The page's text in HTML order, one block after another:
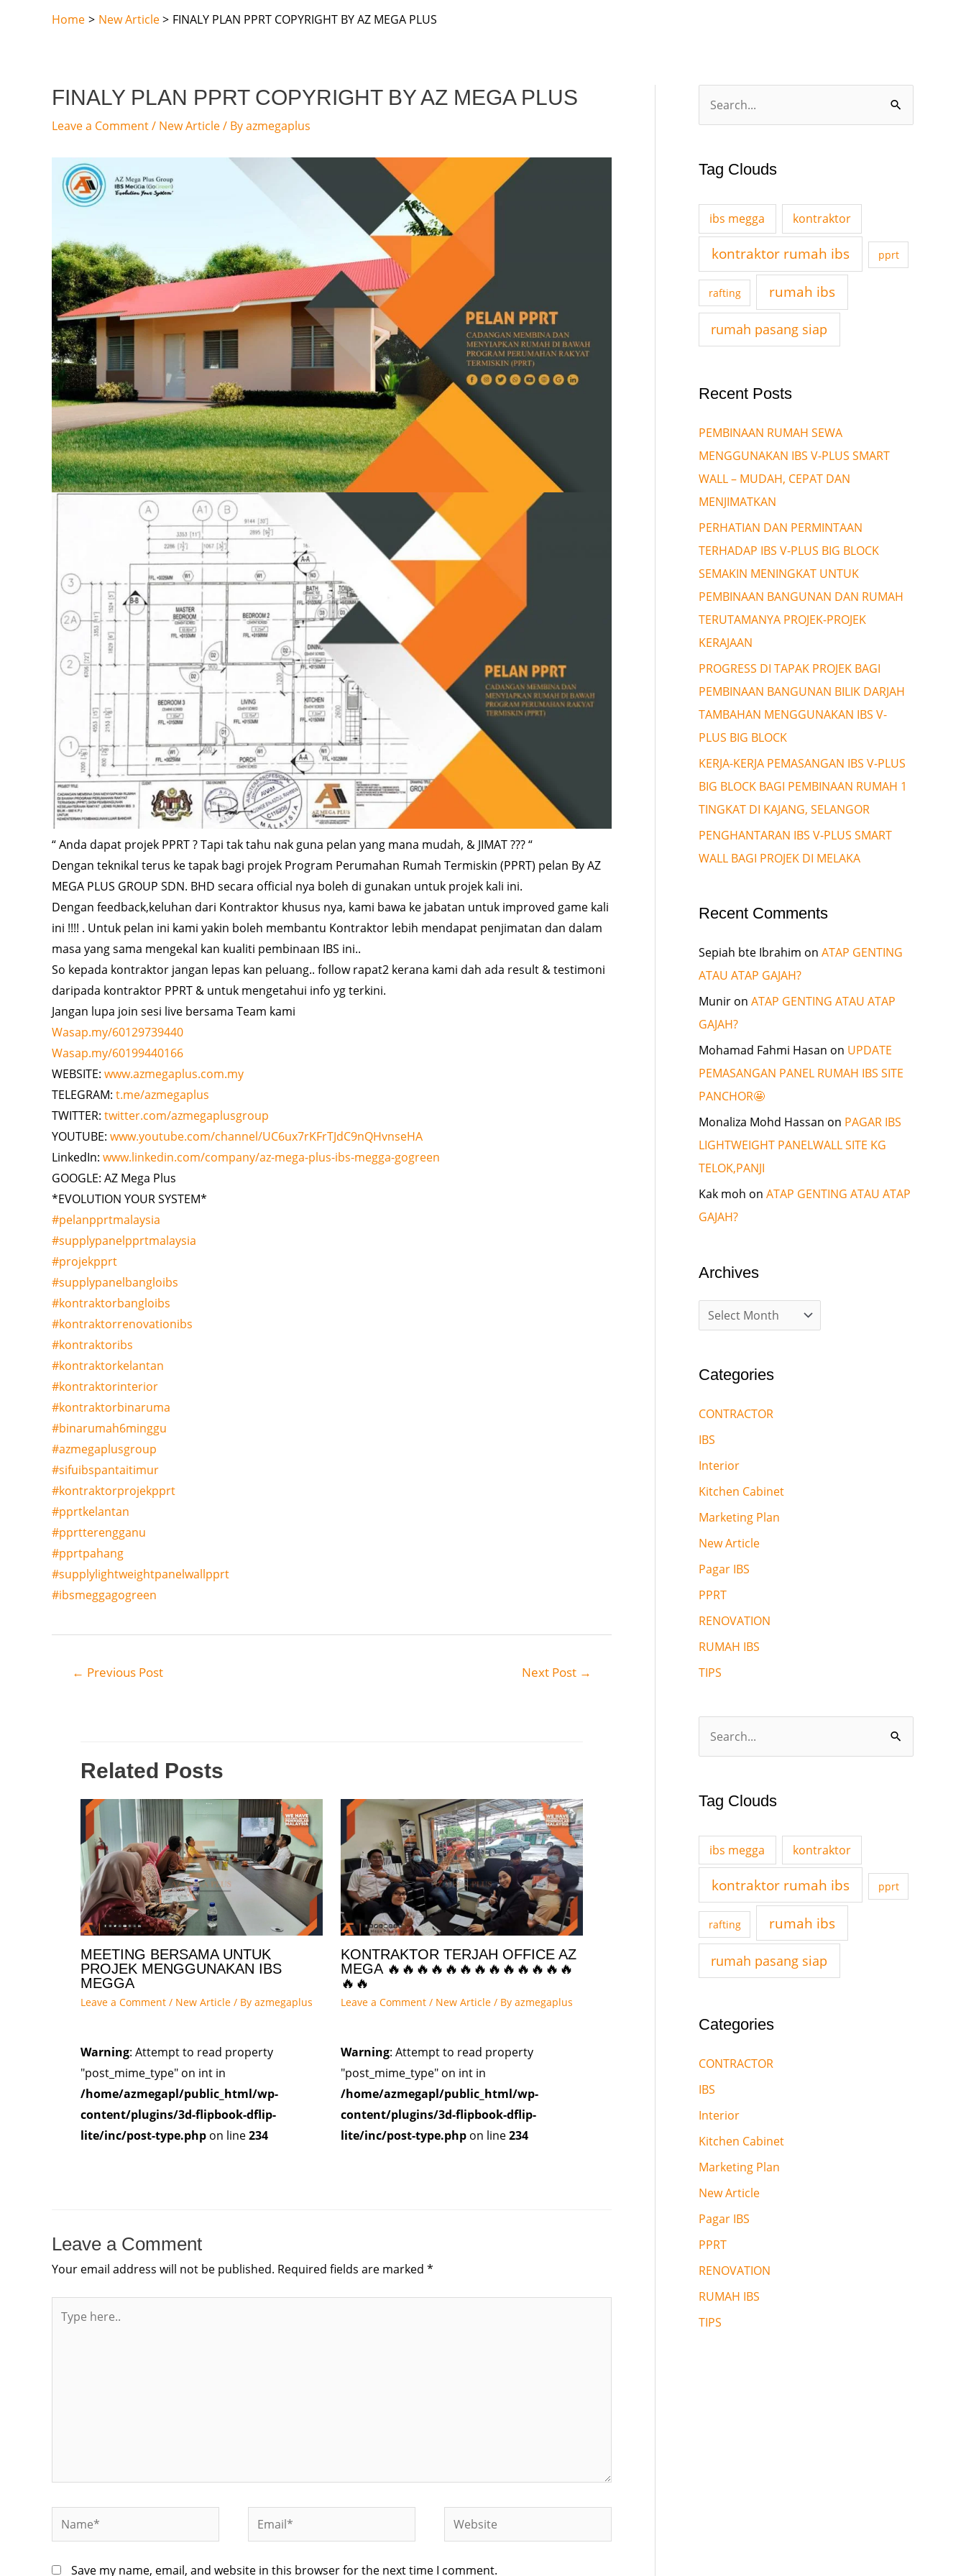
Home New Article FINALY PLAN PPRT COPYRIGHT BY AZ MEGA PLUS
FINALY PLAN PPRT COPYRIGHT BY AZ MEGA PLUS
Leave a Comment/ New Article/ Byazmegaplus
“ Anda dapat projek PPRT ? Tapi tak tahu nak guna pelan yang mana mudah, & JIMAT ??? “
Dengan teknikal terus ke tapak bagi projek Program Perumahan Rumah Termiskin (PPRT) pelan By AZ
MEGA PLUS GROUP SDN. BHD secara official nya boleh di gunakan untuk projek kali ini.
Dengan feedback,keluhan dari Kontraktor khusus nya, kami bawa ke jabatan untuk improved game kali
ini !!!! . Untuk pelan ini kami yakin boleh membantu Kontraktor lebih mendapat penjimatan dan dalam
masa yang sama mengekal kan kualiti pembinaan IBS ini..
So kepada kontraktor jangan lepas kan peluang.. follow rapat2 kerana kami dah ada result & testimoni
daripada kontraktor PPRT & untuk mengetahui info yg terkini.
Jangan lupa join sesi live bersama Team kami
Wasap.my/60129739440
Wasap.my/60199440166
WEBSITE: www.azmegaplus.com.my
TELEGRAM: t.me/azmegaplus
TWITTER: twitter.com/azmegaplusgroup
YOUTUBE: www.youtube.com/channel/UC6ux7rKFrTJdC9nQHvnseHA
LinkedIn: www.linkedin.com/company/az-mega-plus-ibs-megga-gogreen
GOOGLE: AZ Mega Plus
*EVOLUTION YOUR SYSTEM*
#pelanpprtmalaysia
#supplypanelpprtmalaysia
#projekpprt
#supplypanelbangloibs
#kontraktorbangloibs
#kontraktorrenovationibs
#kontraktoribs
#kontraktorkelantan
#kontraktorinterior
#kontraktorbinaruma
#binarumah6minggu
#azmegaplusgroup
#sifuibspantaitimur
#kontraktorprojekpprt
#pprtkelantan
#pprtterengganu
#pprtpahang
#supplylightweightpanelwallpprt
#ibsmeggagogreen
Post
← Previous Post Next Post →
Related Posts
MEETING BERSAMA UNTUK
PROJEK MENGGUNAKAN IBS
MEGGA
Leave a Comment / New Article / By azmegaplus
Warning: Attempt to read property
"post_mime_type" on int in
/home/azmegapl/public_html/wp-
content/plugins/3d-flipbook-dflip-
lite/inc/post-type.php on line234
KONTRAKTOR TERJAH OFFICE AZ
MEGA 🔥🔥🔥🔥🔥🔥🔥🔥🔥🔥🔥🔥🔥
🔥🔥
Leave a Comment / New Article / By azmegaplus
Warning: Attempt to read property
"post_mime_type" on int in
/home/azmegapl/public_html/wp-
content/plugins/3d-flipbook-dflip-
lite/inc/post-type.php on line234
Leave a Comment
Your email address will not be published. Required fields are marked *
here..
Name* Email* Website
Save my name, email, and website in this browser for the next time I comment.
r
o
:
Tag Clouds
ibs megga kontraktor
kontraktor rumah ibs pprt
rafting rumah ibs
rumah pasang siap
Recent Posts
PEMBINAAN RUMAH SEWA
MENGGUNAKAN IBS V-PLUS SMART
WALL – MUDAH, CEPAT DAN
MENJIMATKAN
PERHATIAN DAN PERMINTAAN
TERHADAP IBS V-PLUS BIG BLOCK
SEMAKIN MENINGKAT UNTUK
PEMBINAAN BANGUNAN DAN RUMAH
TERUTAMANYA PROJEK-PROJEK
KERAJAAN
PROGRESS DI TAPAK PROJEK BAGI
PEMBINAAN BANGUNAN BILIK DARJAH
TAMBAHAN MENGGUNAKAN IBS V-
PLUS BIG BLOCK
KERJA-KERJA PEMASANGAN IBS V-PLUS
BIG BLOCK BAGI PEMBINAAN RUMAH 1
TINGKAT DI KAJANG, SELANGOR
PENGHANTARAN IBS V-PLUS SMART
WALL BAGI PROJEK DI MELAKA
Recent Comments
Sepiah bte Ibrahim on ATAP GENTING
ATAU ATAP GAJAH?
Munir on ATAP GENTING ATAU ATAP
GAJAH?
Mohamad Fahmi Hasan on UPDATE
PEMASANGAN PANEL RUMAH IBS SITE
PANCHOR🤩
Monaliza Mohd Hassan on PAGAR IBS
LIGHTWEIGHT PANELWALL SITE KG
TELOK,PANJI
Kak moh on ATAP GENTING ATAU ATAP
GAJAH?
Archives
h
e
Categories
CONTRACTOR
IBS
Interior
Kitchen Cabinet
Marketing Plan
New Article
Pagar IBS
PPRT
RENOVATION
RUMAH IBS
TIPS
r
o
:
Tag Clouds
ibs megga kontraktor
kontraktor rumah ibs pprt
rafting rumah ibs
rumah pasang siap
Categories
CONTRACTOR
IBS
Interior
Kitchen Cabinet
Marketing Plan
New Article
Pagar IBS
PPRT
RENOVATION
RUMAH IBS
TIPS